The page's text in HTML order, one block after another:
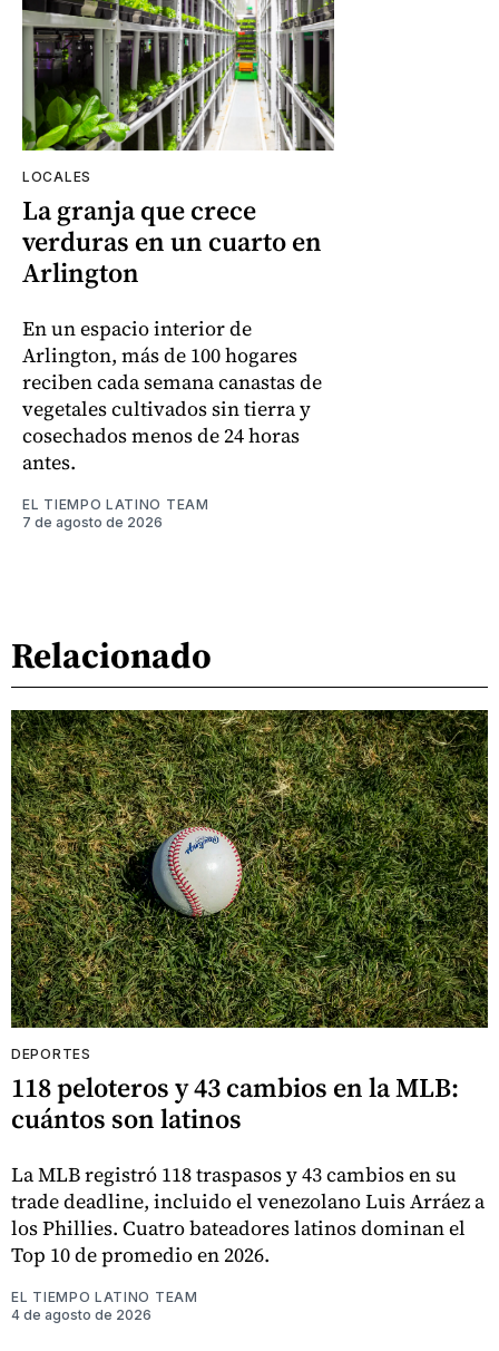
LOCALES
La granja que crece
verduras en un cuarto en
Arlington
En un espacio interior de
Arlington, más de 100 hogares
reciben cada semana canastas de
vegetales cultivados sin tierra y
cosechados menos de 24 horas
antes.
EL TIEMPO LATINO TEAM
7 de agosto de 2026
Relacionado
DEPORTES
118 peloteros y 43 cambios en la MLB:
cuántos son latinos
La MLB registró 118 traspasos y 43 cambios en su
trade deadline, incluido el venezolano Luis Arráez a
los Phillies. Cuatro bateadores latinos dominan el
Top 10 de promedio en 2026.
EL TIEMPO LATINO TEAM
4 de agosto de 2026